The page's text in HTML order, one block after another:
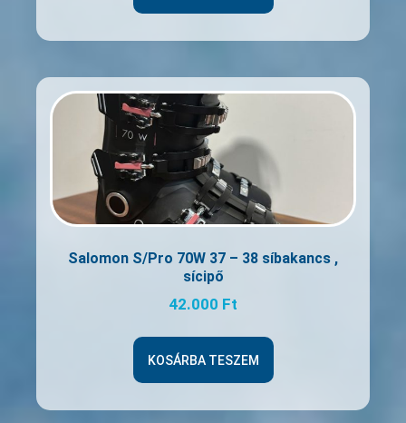
Salomon S/Pro 70W 37 – 38 síbakancs ,
sícipő
42.000 Ft
KOSÁRBA TESZEM